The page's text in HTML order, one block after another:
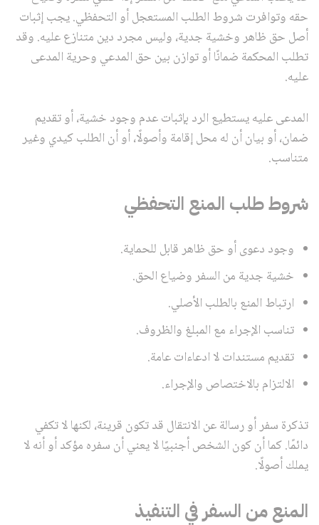
حقه وتوافرت شروط الطلب المستعجل أو التحفظي. يجب إثبات
أصل حق ظاهر وخشية جدية، وليس مجرد دين متنازع عليه. وقد
تطلب المحكمة ضمانًا أو توازن بين حق المدعي وحرية المدعى
عليه.
المدعى عليه يستطيع الرد بإثبات عدم وجود خشية، أو تقديم
ضمان، أو بيان أن له محل إقامة وأصولًا، أو أن الطلب كيدي وغير
متناسب.
شروط طلب المنع التحفظي
وجود دعوى أو حق ظاهر قابل للحماية.
خشية جدية من السفر وضياع الحق.
ارتباط المنع بالطلب الأصلي.
تناسب الإجراء مع المبلغ والظروف.
تقديم مستندات لا ادعاءات عامة.
الالتزام بالاختصاص والإجراء.
تذكرة سفر أو رسالة عن الانتقال قد تكون قرينة، لكنها لا تكفي
دائمًا. كما أن كون الشخص أجنبيًا لا يعني أن سفره مؤكد أو أنه لا
يملك أصولًا.
المنع من السفر في التنفيذ